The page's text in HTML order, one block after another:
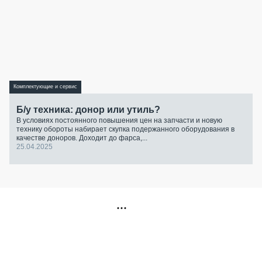
Комплектующие и сервис
Б/у техника: донор или утиль?
В условиях постоянного повышения цен на запчасти и новую
технику обороты набирает скупка подержанного оборудования в
качестве доноров. Доходит до фарса,...
25.04.2025